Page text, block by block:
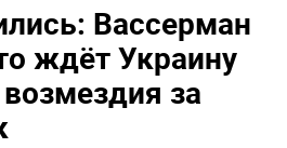
Вассерман
ждёт Украину
за